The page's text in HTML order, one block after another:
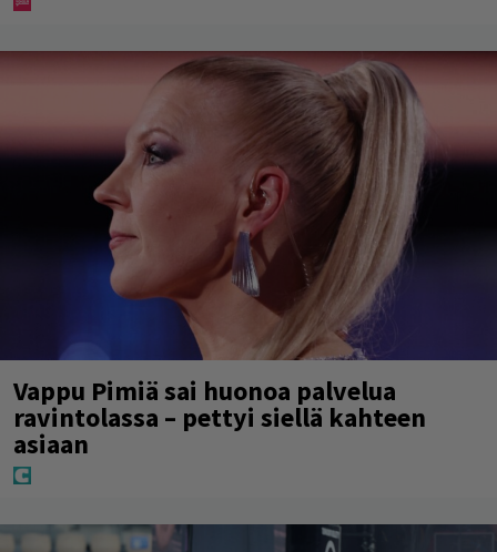
Vappu Pimiä sai huonoa palvelua
ravintolassa – pettyi siellä kahteen
asiaan